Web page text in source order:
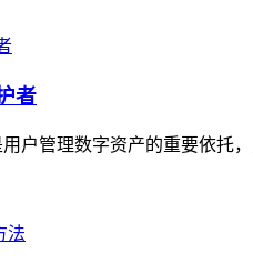
者
户管理数字资产的重要依